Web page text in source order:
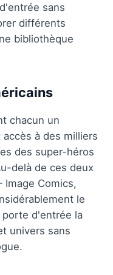
sans
différents
bibliothèque
chacun un
à des milliers
des super-héros
delà de ces deux
Comics,
le
porte d'entrée la
univers sans